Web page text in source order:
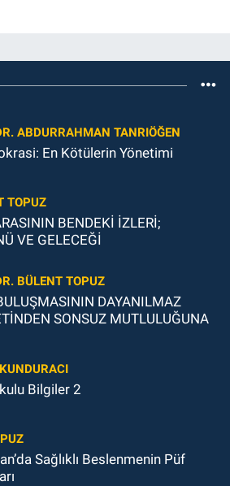
ABDURRAHMAN TANRIÖĞEN
En Kötülerin Yönetimi
TOPUZ
BENDEKİ İZLERİ;
VE GELECEĞİ
BÜLENT TOPUZ
DAYANILMAZ
SONSUZ MUTLULUĞUNA
Bilgiler 2
Sağlıklı Beslenmenin Püf